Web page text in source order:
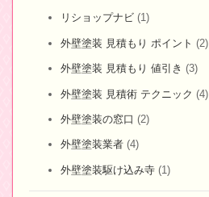
リショップナビ (1)
外壁塗装 見積もり ポイント (2)
外壁塗装 見積もり 値引き (3)
外壁塗装 見積術 テクニック (4)
外壁塗装の窓口 (2)
外壁塗装業者 (4)
外壁塗装駆け込み寺 (1)